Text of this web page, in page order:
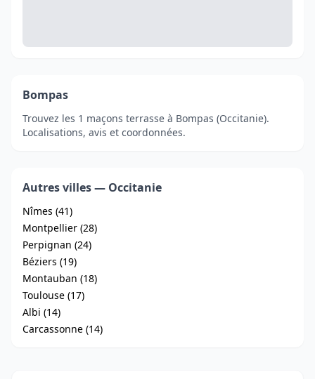
Bompas
Trouvez les 1 maçons terrasse à Bompas (Occitanie).
Localisations, avis et coordonnées.
Autres villes — Occitanie
Nîmes (41)
Montpellier (28)
Perpignan (24)
Béziers (19)
Montauban (18)
Toulouse (17)
Albi (14)
Carcassonne (14)